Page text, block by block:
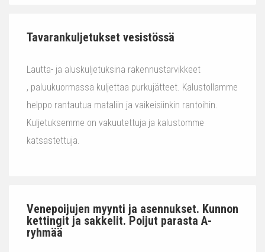
Tavarankuljetukset vesistössä
Lautta- ja aluskuljetuksina rakennustarvikkeet
, paluukuormassa kuljettaa purkujätteet. Kalustollamme
helppo rantautua mataliin ja vaikeisiinkin rantoihin.
Kuljetuksemme on vakuutettuja ja kalustomme
katsastettuja.
Venepoijujen myynti ja asennukset. Kunnon
kettingit ja sakkelit. Poijut parasta A-
ryhmää